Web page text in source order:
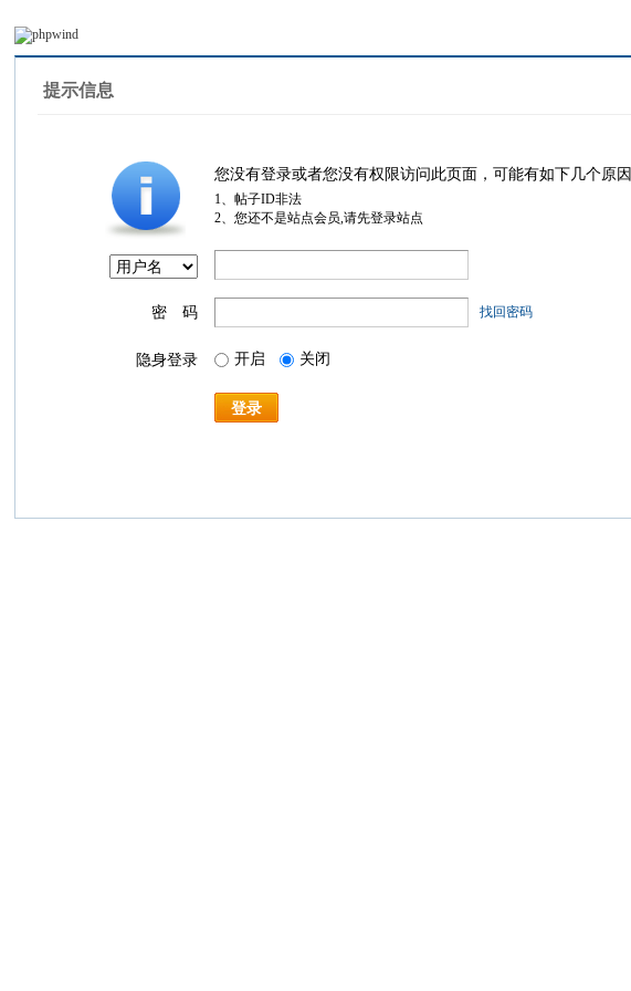
提示信息
您没有登录或者您没有权限访问此页面，可能有如下几个原因
1、帖子ID非法
2、您还不是站点会员,请先登录站点
密 码 找回密码
隐身登录 开启 关闭
登录